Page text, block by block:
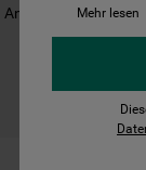
Anleitungen finden
Mehr lesen